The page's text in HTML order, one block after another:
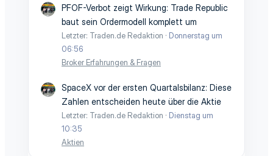
PFOF-Verbot zeigt Wirkung: Trade Republic
baut sein Ordermodell komplett um
Letzter: Traden.de Redaktion
Donnerstag um
06:56
Broker Erfahrungen & Fragen
SpaceX vor der ersten Quartalsbilanz: Diese
Zahlen entscheiden heute über die Aktie
Letzter: Traden.de Redaktion
Dienstag um
10:35
Aktien